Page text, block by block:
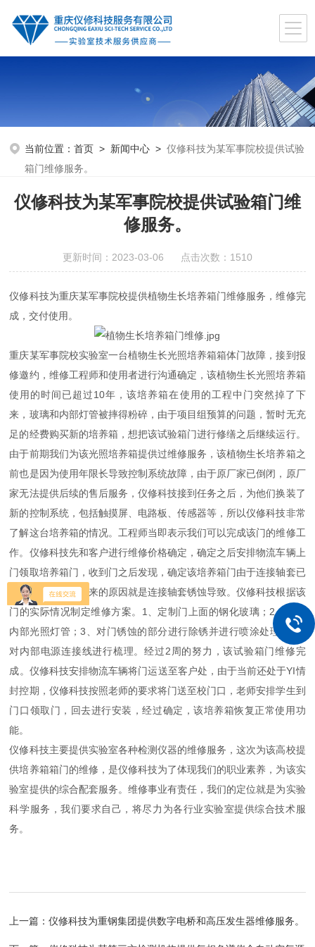
当前位置：首页 > 新闻中心 >仪修科技为某军事院校提供试验
箱门维修服务。
仪修科技为某军事院校提供试验箱门维
修服务。
更新时间：2023-03-06 点击次数：1510
仪修科技为重庆某军事院校提供植物生长培养箱门维修服务，维修完
成，交付使用。
重庆某军事院校实验室一台植物生长光照培养箱箱体门故障，接到报
修邀约，维修工程师和使用者进行沟通确定，该植物生长光照培养箱
使用的时间已超过10年，该培养箱在使用的工程中门突然掉了下
来，玻璃和内部灯管被摔得粉碎，由于项目组预算的问题，暂时无充
足的经费购买新的培养箱，想把该试验箱门进行修缮之后继续运行。
由于前期我们为该光照培养箱提供过维修服务，该植物生长培养箱之
前也是因为使用年限长导致控制系统故障，由于原厂家已倒闭，原厂
家无法提供后续的售后服务，仪修科技接到任务之后，为他们换装了
新的控制系统，包括触摸屏、电路板、传感器等，所以仪修科技非常
了解这台培养箱的情况。工程师当即表示我们可以完成该门的维修工
作。仪修科技先和客户进行维修价格确定，确定之后安排物流车辆上
门领取培养箱门，收到门之后发现，确定该培养箱门由于连接轴套已
锈蚀，此次门掉下来的原因就是连接轴套锈蚀导致。仪修科技根据该
门的实际情况制定维修方案。1、定制门上面的钢化玻璃；2、订购
内部光照灯管；3、对门锈蚀的部分进行除锈并进行喷涂处理；4、
对内部电源连接线进行梳理。经过2周的努力，该试验箱门维修完
成。仪修科技安排物流车辆将门运送至客户处，由于当前还处于YI情
封控期，仪修科技按照老师的要求将门送至校门口，老师安排学生到
门口领取门，回去进行安装，经过确定，该培养箱恢复正常使用功
能。
仪修科技主要提供实验室各种检测仪器的维修服务，这次为该高校提
供培养箱箱门的维修，是仪修科技为了体现我们的职业素养，为该实
验室提供的综合配套服务。维修事业有责任，我们的定位就是为实验
科学服务，我们要求自己，将尽力为各行业实验室提供综合技术服
务。
上一篇：仪修科技为重钢集团提供数字电桥和高压发生器维修服务。